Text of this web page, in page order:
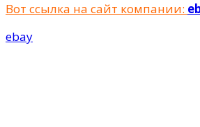
Вот ссылка на сайт компании:
ebay